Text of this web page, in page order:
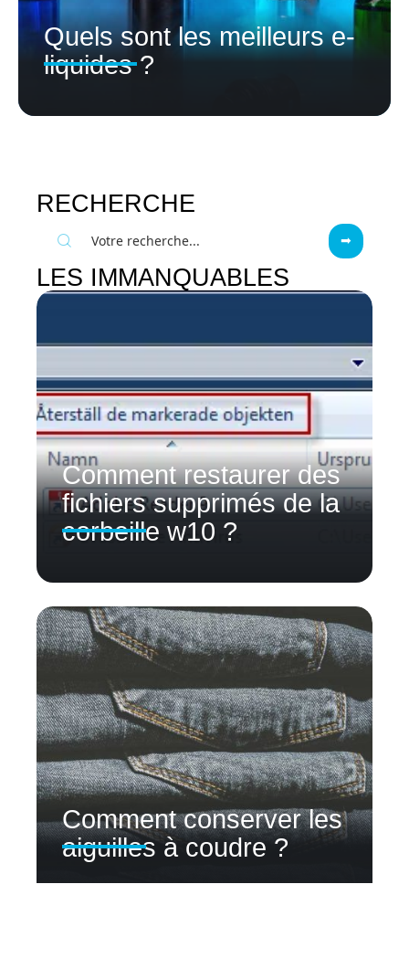
Quels sont les meilleurs e-
liquides ?
RECHERCHE
LES IMMANQUABLES
Comment restaurer des
fichiers supprimés de la
corbeille w10 ?
Comment conserver les
aiguilles à coudre ?